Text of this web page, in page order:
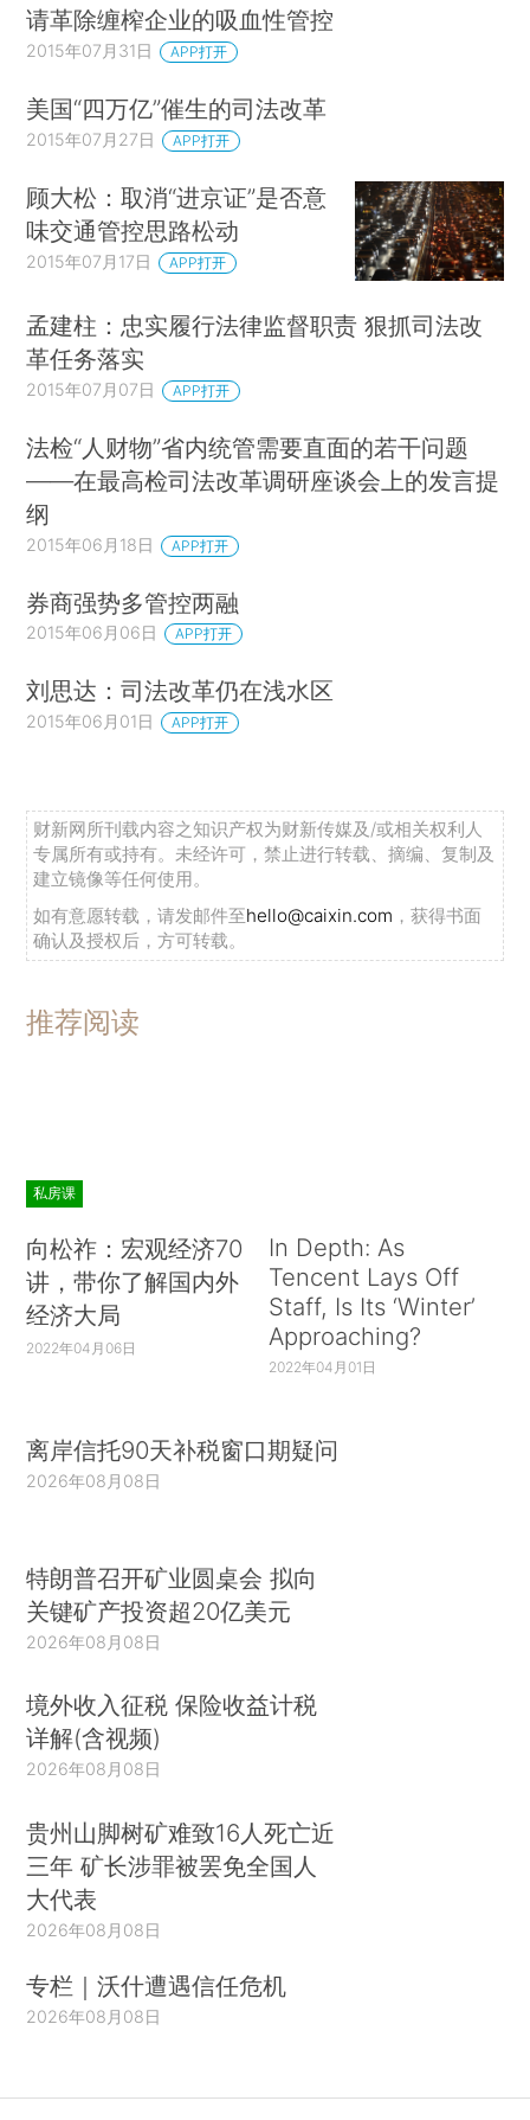
请革除缠榨企业的吸血性管控
2015年07月31日 APP打开
美国“四万亿”催生的司法改革
2015年07月27日 APP打开
顾大松：取消“进京证”是否意
味交通管控思路松动
2015年07月17日 APP打开
孟建柱：忠实履行法律监督职责 狠抓司法改
革任务落实
2015年07月07日 APP打开
法检“人财物”省内统管需要直面的若干问题
——在最高检司法改革调研座谈会上的发言提
纲
2015年06月18日 APP打开
券商强势多管控两融
2015年06月06日 APP打开
刘思达：司法改革仍在浅水区
2015年06月01日 APP打开
财新网所刊载内容之知识产权为财新传媒及/或相关权利人
专属所有或持有。未经许可，禁止进行转载、摘编、复制及
建立镜像等任何使用。
如有意愿转载，请发邮件至hello@caixin.com ，获得书面
确认及授权后，方可转载。
推荐阅读
私房课
向松祚：宏观经济70
讲，带你了解国内外
经济大局
2022年04月06日
In Depth: As
Tencent Lays Off
Staff, Is Its ‘Winter’
Approaching?
2022年04月01日
离岸信托90天补税窗口期疑问
2026年08月08日
特朗普召开矿业圆桌会 拟向
关键矿产投资超20亿美元
2026年08月08日
境外收入征税 保险收益计税
详解(含视频)
2026年08月08日
贵州山脚树矿难致16人死亡近
三年 矿长涉罪被罢免全国人
大代表
2026年08月08日
专栏｜沃什遭遇信任危机
2026年08月08日